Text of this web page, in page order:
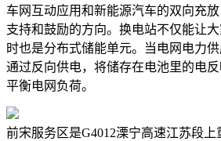
车网互动应用和新能源汽车的双向充
支持和鼓励的方向。换电站不仅能让
时也是分布式储能单元。当电网电力
通过反向供电，将储存在电池里的电反
平衡电网负荷。
前宋服务区是G4012溧宁高速江苏段